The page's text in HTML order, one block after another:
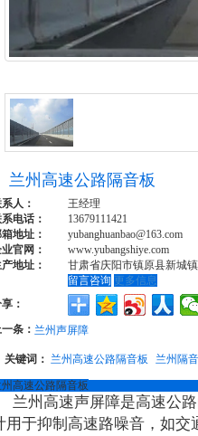
兰州高速公路隔音板
人：
王经理
电话：
13679111421
地址：
yubanghuanbao@163.com
官网：
www.yubangshiye.com
地址：
甘肃省庆阳市镇原县新城
留言咨询 更多信息
：
条： 兰州声屏障
关键词： 兰州高速公路隔音板 兰州隔
高速公路隔音板
兰州高速声屏障是高速公
用于抑制高速路噪音，如交